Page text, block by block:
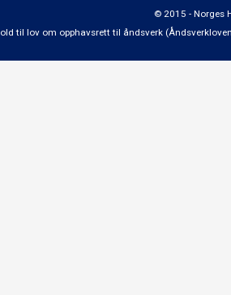
© 2015 - Norges
til lov om opphavsrett til åndsverk